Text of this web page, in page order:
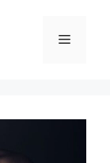
Меню